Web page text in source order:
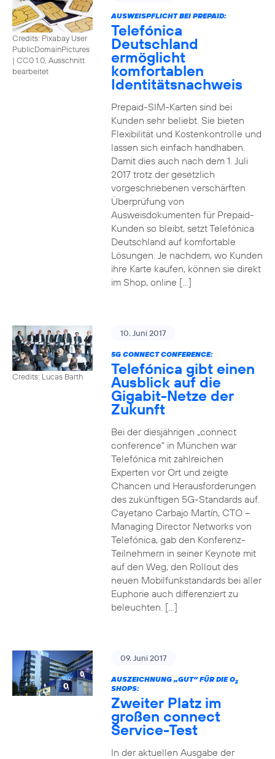
Credits: Pixabay User
PublicDomainPictures
| CC0 1.0, Ausschnitt
bearbeitet
AUSWEISPFLICHT BEI PREPAID:
Telefónica
Deutschland
ermöglicht
komfortablen
Identitätsnachweis
Prepaid-SIM-Karten sind bei
Kunden sehr beliebt. Sie bieten
Flexibilität und Kostenkontrolle und
lassen sich einfach handhaben.
Damit dies auch nach dem 1. Juli
2017 trotz der gesetzlich
vorgeschriebenen verschärften
Überprüfung von
Ausweisdokumenten für Prepaid-
Kunden so bleibt, setzt Telefónica
Deutschland auf komfortable
Lösungen. Je nachdem, wo Kunden
ihre Karte kaufen, können sie direkt
im Shop, online […]
Credits: Lucas Barth
10. Juni 2017
5G CONNECT CONFERENCE:
Telefónica gibt einen
Ausblick auf die
Gigabit-Netze der
Zukunft
Bei der diesjährigen „connect
conference“ in München war
Telefónica mit zahlreichen
Experten vor Ort und zeigte
Chancen und Herausforderungen
des zukünftigen 5G-Standards auf.
Cayetano Carbajo Martín, CTO –
Managing Director Networks von
Telefónica, gab den Konferenz-
Teilnehmern in seiner Keynote mit
auf den Weg, den Rollout des
neuen Mobilfunkstandards bei aller
Euphorie auch differenziert zu
beleuchten. […]
09. Juni 2017
AUSZEICHNUNG „GUT“ FÜR DIE O2
SHOPS:
Zweiter Platz im
großen connect
Service-Test
In der aktuellen Ausgabe der